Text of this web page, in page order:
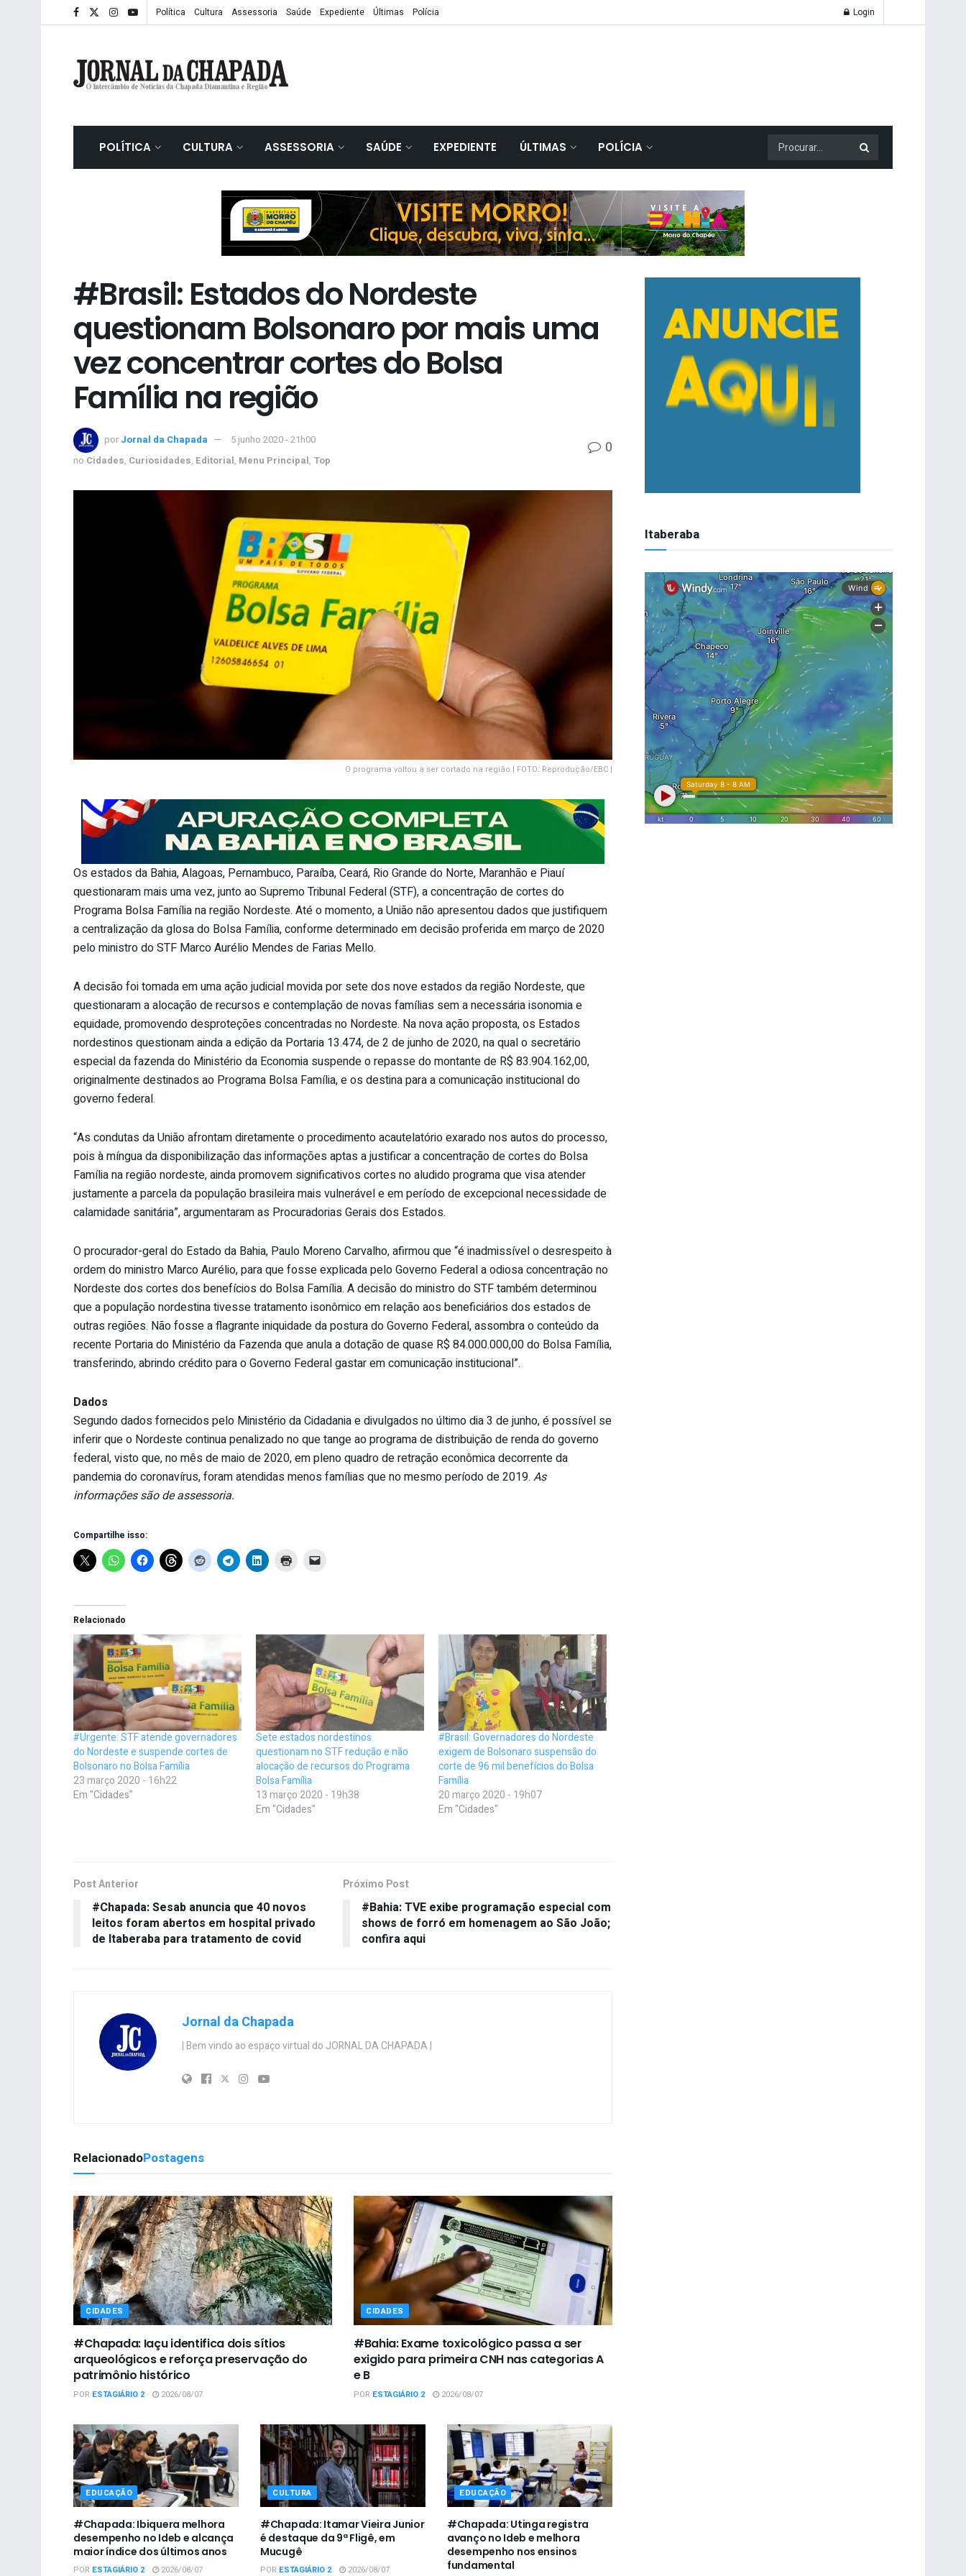
Política Cultura Assessoria Saúde Expediente Últimas Polícia Login
POLÍTICA CULTURA ASSESSORIA SAÚDE EXPEDIENTE ÚLTIMAS POLÍCIA
#Brasil: Estados do Nordeste
questionam Bolsonaro por mais uma
vez concentrar cortes do Bolsa
Família na região
por Jornal da Chapada
5 junho 2020 - 21h00
no Cidades, Curiosidades, Editorial, Menu Principal, Top
0
O programa voltou a ser cortado na região | FOTO: Reprodução/EBC |
Os estados da Bahia, Alagoas, Pernambuco, Paraíba, Ceará, Rio Grande do Norte, Maranhão e Piauí
questionaram mais uma vez, junto ao Supremo Tribunal Federal (STF), a concentração de cortes do
Programa Bolsa Família na região Nordeste. Até o momento, a União não apresentou dados que justifiquem
a centralização da glosa do Bolsa Família, conforme determinado em decisão proferida em março de 2020
pelo ministro do STF Marco Aurélio Mendes de Farias Mello.
A decisão foi tomada em uma ação judicial movida por sete dos nove estados da região Nordeste, que
questionaram a alocação de recursos e contemplação de novas famílias sem a necessária isonomia e
equidade, promovendo desproteções concentradas no Nordeste. Na nova ação proposta, os Estados
nordestinos questionam ainda a edição da Portaria 13.474, de 2 de junho de 2020, na qual o secretário
especial da fazenda do Ministério da Economia suspende o repasse do montante de R$ 83.904.162,00,
originalmente destinados ao Programa Bolsa Família, e os destina para a comunicação institucional do
governo federal.
“As condutas da União afrontam diretamente o procedimento acautelatório exarado nos autos do processo,
pois à míngua da disponibilização das informações aptas a justificar a concentração de cortes do Bolsa
Família na região nordeste, ainda promovem significativos cortes no aludido programa que visa atender
justamente a parcela da população brasileira mais vulnerável e em período de excepcional necessidade de
calamidade sanitária”, argumentaram as Procuradorias Gerais dos Estados.
O procurador-geral do Estado da Bahia, Paulo Moreno Carvalho, afirmou que “é inadmissível o desrespeito à
ordem do ministro Marco Aurélio, para que fosse explicada pelo Governo Federal a odiosa concentração no
Nordeste dos cortes dos benefícios do Bolsa Família. A decisão do ministro do STF também determinou
que a população nordestina tivesse tratamento isonômico em relação aos beneficiários dos estados de
outras regiões. Não fosse a flagrante iniquidade da postura do Governo Federal, assombra o conteúdo da
recente Portaria do Ministério da Fazenda que anula a dotação de quase R$ 84.000.000,00 do Bolsa Família,
transferindo, abrindo crédito para o Governo Federal gastar em comunicação institucional”.
Dados
Segundo dados fornecidos pelo Ministério da Cidadania e divulgados no último dia 3 de junho, é possível se
inferir que o Nordeste continua penalizado no que tange ao programa de distribuição de renda do governo
federal, visto que, no mês de maio de 2020, em pleno quadro de retração econômica decorrente da
pandemia do coronavírus, foram atendidas menos famílias que no mesmo período de 2019. As
informações são de assessoria.
Compartilhe isso:
Relacionado
#Urgente: STF atende governadores
do Nordeste e suspende cortes de
Bolsonaro no Bolsa Família
23 março 2020 - 16h22
Em "Cidades"
Sete estados nordestinos
questionam no STF redução e não
alocação de recursos do Programa
Bolsa Família
13 março 2020 - 19h38
Em "Cidades"
#Brasil: Governadores do Nordeste
exigem de Bolsonaro suspensão do
corte de 96 mil benefícios do Bolsa
Família
20 março 2020 - 19h07
Em "Cidades"
Post Anterior
#Chapada: Sesab anuncia que 40 novos
leitos foram abertos em hospital privado
de Itaberaba para tratamento de covid
Próximo Post
#Bahia: TVE exibe programação especial com
shows de forró em homenagem ao São João;
confira aqui
Jornal da Chapada
| Bem vindo ao espaço virtual do JORNAL DA CHAPADA |
RelacionadoPostagens
CIDADES
#Chapada: Iaçu identifica dois sítios
arqueológicos e reforça preservação do
patrimônio histórico
POR ESTAGIÁRIO 2 2026/08/07
CIDADES
#Bahia: Exame toxicológico passa a ser
exigido para primeira CNH nas categorias A
e B
POR ESTAGIÁRIO 2 2026/08/07
EDUCAÇÃO
#Chapada: Ibiquera melhora
desempenho no Ideb e alcança
maior índice dos últimos anos
POR ESTAGIÁRIO 2 2026/08/07
CULTURA
#Chapada: Itamar Vieira Junior
é destaque da 9ª Fligê, em
Mucugê
POR ESTAGIÁRIO 2 2026/08/07
EDUCAÇÃO
#Chapada: Utinga registra
avanço no Ideb e melhora
desempenho nos ensinos
fundamental
Itaberaba